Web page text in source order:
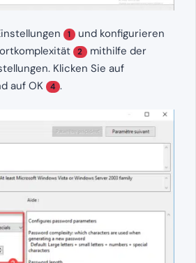
1 und konfigurieren
2 mithilfe der
Klicken Sie auf
auf OK 4 .